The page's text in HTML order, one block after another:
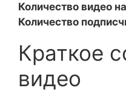
Количество видео
Количество
Краткое
видео